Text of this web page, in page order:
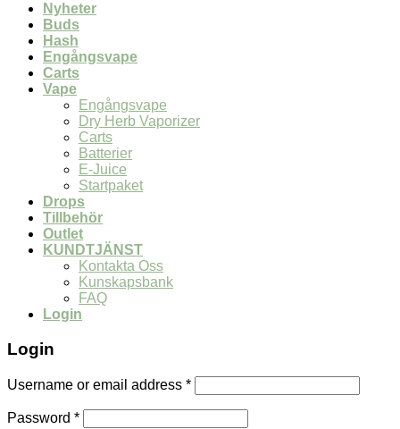
Nyheter
Buds
Hash
Engångsvape
Carts
Vape
Engångsvape
Dry Herb Vaporizer
Carts
Batterier
E-Juice
Startpaket
Drops
Tillbehör
Outlet
KUNDTJÄNST
Kontakta Oss
Kunskapsbank
FAQ
Login
Login
Username or email address *
Password *